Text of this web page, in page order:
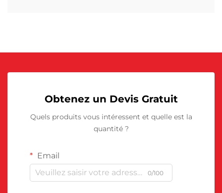
Obtenez un Devis Gratuit
Quels produits vous intéressent et quelle est la
quantité ?
Email
0/100